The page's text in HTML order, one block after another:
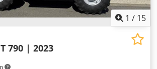
Informationen zu erhalten.
1 / 15
790 | 2023